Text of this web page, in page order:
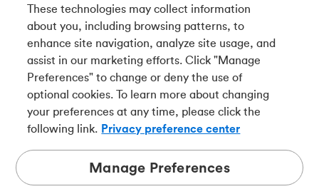
English
Connectez-vous avec nous
Tangerine est le nom commercial de la Banque Tangerine,
une filiale en propriété exclusive de La Banque de
Nouvelle-Écosse etmembre à part entière de la SADC
These technologies may collect information
about you, including browsing patterns, to
enhance site navigation, analyze site usage, and
assist in our marketing efforts. Click "Manage
Preferences" to change or deny the use of
optional cookies. To learn more about changing
your preferences at any time, please click the
following link. Privacy preference center
Manage Preferences